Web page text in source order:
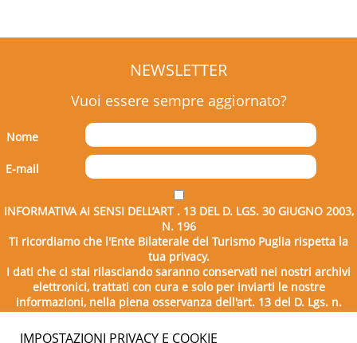
NEWSLETTER
Vuoi essere sempre aggiornato?
Nome
E-mail
INFORMATIVA AI SENSI DELL’ART . 13 DEL D. LGS. 30 GIUGNO 2003,
N. 196
Ti ricordiamo che l'Ente Bilaterale del Turismo Puglia rispetta la
tua privacy.
I dati che ci stai rilasciando saranno conservati nei nostri archivi
elettronici, trattati con cura e solo per inviarti le nostre
informazioni, nella piena osservanza dell'art. 13 del D. Lgs. n.
196/2003.
IMPOSTAZIONI PRIVACY E COOKIE